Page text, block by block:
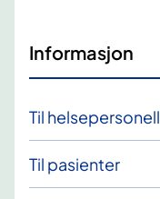
Informasjon
Til helsepersonell
Til pasienter